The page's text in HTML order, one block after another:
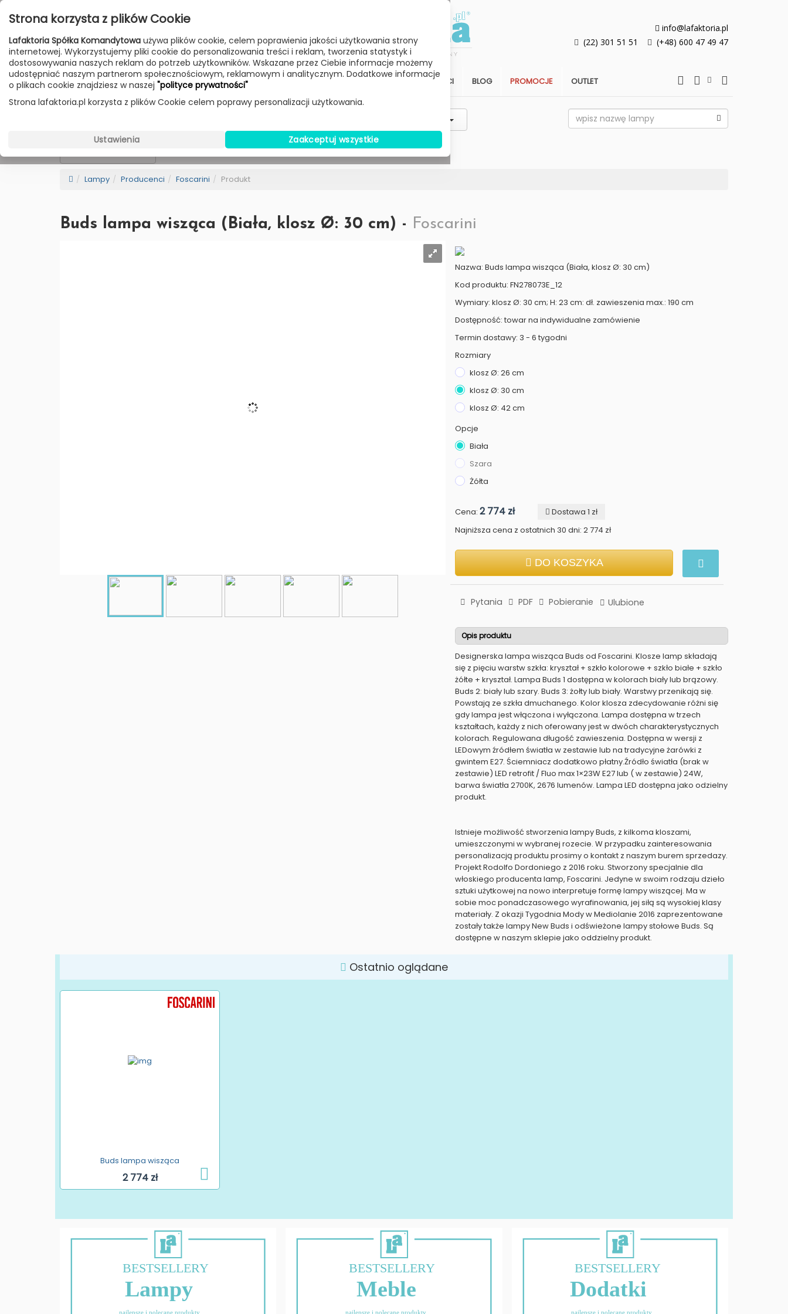
Przejdź do treści
Poniedziałek - Piątek 10:00-18:00
Sobota 10:00-14:00
info@lafaktoria.pl
(22) 301 51 51
(+48) 600 47 49 47
HOME LAMPY MEBLE DODATKI STREFA KLIENTA ARCHITEKCI BLOG PROMOCJE OUTLET
BESTSELLER W MAGAZYNIE
Lampy Producenci Foscarini Produkt
Buds lampa wisząca (Biała, klosz Ø: 30 cm) - Foscarini
Nazwa: Buds lampa wisząca (Biała, klosz Ø: 30 cm)
Kod produktu: FN278073E_12
Wymiary: klosz Ø: 30 cm; H: 23 cm: dł. zawieszenia max.: 190 cm
Dostępność: towar na indywidualne zamówienie
Termin dostawy: 3 - 6 tygodni
Rozmiary
klosz Ø: 26 cm
klosz Ø: 30 cm
klosz Ø: 42 cm
Opcje
Biała
Szara
Żółta
Cena:2 774 zł
Dostawa 1 zł
Najniższa cena z ostatnich 30 dni: 2 774 zł
DO KOSZYKA
Pytania PDF Pobieranie Ulubione
Opis produktu
Designerska lampa wisząca Buds od Foscarini. Klosze lamp składają
się z pięciu warstw szkła: kryształ + szkło kolorowe + szkło białe + szkło
żółte + kryształ. Lampa Buds 1 dostępna w kolorach biały lub brązowy.
Buds 2: biały lub szary. Buds 3: żołty lub biały. Warstwy przenikają się.
Powstają ze szkła dmuchanego. Kolor klosza zdecydowanie różni się
gdy lampa jest włączona i wyłączona. Lampa dostępna w trzech
kształtach, każdy z nich oferowany jest w dwóch charakterystycznych
kolorach. Regulowana długość zawieszenia. Dostępna w wersji z
LEDowym źródłem światła w zestawie lub na tradycyjne żarówki z
gwintem E27. Ściemniacz dodatkowo płatny.Źródło światła (brak w
zestawie) LED retrofit / Fluo max 1×23W E27 lub ( w zestawie) 24W,
barwa światła 2700K, 2676 lumenów. Lampa LED dostępna jako odzielny
produkt.
Istnieje możliwość stworzenia lampy Buds, z kilkoma kloszami,
umieszczonymi w wybranej rozecie. W przypadku zainteresowania
personalizacją produktu prosimy o kontakt z naszym burem sprzedazy.
Projekt Rodolfo Dordoniego z 2016 roku. Stworzony specjalnie dla
włoskiego producenta lamp, Foscarini. Jedyne w swoim rodzaju dzieło
sztuki użytkowej na nowo interpretuje formę lampy wiszącej. Ma w
sobie moc ponadczasowego wyrafinowania, jej siłą są wysokiej klasy
materiały. Z okazji Tygodnia Mody w Mediolanie 2016 zaprezentowane
zostały także lampy New Buds i odświeżone lampy stołowe Buds. Są
dostępne w naszym sklepie jako oddzielny produkt.
Ostatnio oglądane
Buds lampa wisząca
2 774 zł
BESTSELLERY
Lampy
najlepsze i polecane produkty
BESTSELLERY
Meble
najlepsze i polecane produkty
BESTSELLERY
Dodatki
najlepsze i polecane produkty
Strona korzysta z plików Cookie
Lafaktoria Spółka Komandytowa używa plików cookie, celem poprawienia jakości użytkowania strony
internetowej. Wykorzystujemy pliki cookie do personalizowania treści i reklam, tworzenia statystyk i
dostosowywania naszych reklam do potrzeb użytkowników. Wskazane przez Ciebie informacje możemy
udostępniać naszym partnerom społecznościowym, reklamowym i analitycznym. Dodatkowe informacje
o plikach cookie znajdziesz w naszej "polityce prywatności"
Strona lafaktoria.pl korzysta z plików Cookie celem poprawy personalizacji użytkowania.
Zaakceptuj wszystkie
Ustawienia